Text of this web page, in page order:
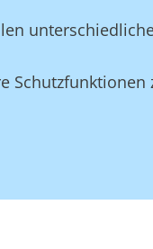
Schutzfunktionen